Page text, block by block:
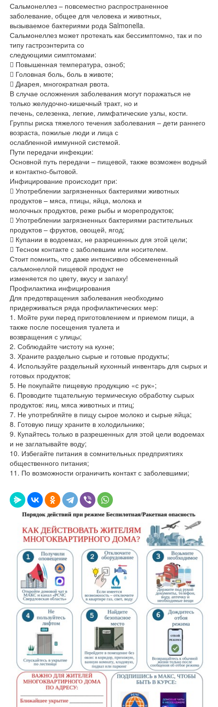
Сальмонеллез – повсеместно распространенное
заболевание, общее для человека и животных,
вызываемое бактериями рода Salmonella.
Сальмонеллез может протекать как бессимптомно, так и по
типу гастроэнтерита со
следующими симптомами:
 Повышенная температура, озноб;
 Головная боль, боль в животе;
 Диарея, многократная рвота.
В случае осложнения заболевания могут поражаться не
только желудочно-кишечный тракт, но и
печень, селезенка, легкие, лимфатические узлы, кости.
Группы риска тяжелого течения заболевания – дети раннего
возраста, пожилые люди и лица с
ослабленной иммунной системой.
Пути передачи инфекции:
Основной путь передачи – пищевой, также возможен водный
и контактно-бытовой.
Инфицирование происходит при:
 Употреблении загрязненных бактериями животных
продуктов – мяса, птицы, яйца, молока и
молочных продуктов, реже рыбы и морепродуктов;
 Употреблении загрязненных бактериями растительных
продуктов – фруктов, овощей, ягод;
 Купании в водоемах, не разрешенных для этой цели;
 Тесном контакте с заболевшим или носителем.
Стоит помнить, что даже интенсивно обсемененный
сальмонеллой пищевой продукт не
изменяется по цвету, вкусу и запаху!
Профилактика инфицирования
Для предотвращения заболевания необходимо
придерживаться ряда профилактических мер:
1. Мойте руки перед приготовлением и приемом пищи, а
также после посещения туалета и
возвращения с улицы;
2. Соблюдайте чистоту на кухне;
3. Храните раздельно сырые и готовые продукты;
4. Используйте раздельный кухонный инвентарь для сырых и
готовых продуктов;
5. Не покупайте пищевую продукцию «с рук»;
6. Проводите тщательную термическую обработку сырых
продуктов: яиц, мяса животных и птиц;
7. Не употребляйте в пищу сырое молоко и сырые яйца;
8. Готовую пищу храните в холодильнике;
9. Купайтесь только в разрешенных для этой цели водоемах
и не заглатывайте воду;
10. Избегайте питания в сомнительных предприятиях
общественного питания;
11. По возможности ограничить контакт с заболевшими;